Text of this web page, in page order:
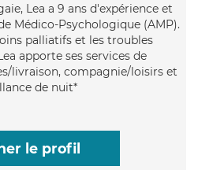
Lea a 9 ans d'expérience et
Médico-Psychologique (AMP).
palliatifs et les troubles
apporte ses services de
livraison, compagnie/loisirs et
de nuit*
le profil